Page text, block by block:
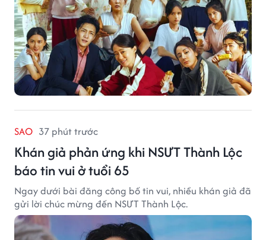
SAO 37 phút trước
Khán giả phản ứng khi NSƯT Thành Lộc
báo tin vui ở tuổi 65
Ngay dưới bài đăng công bố tin vui, nhiều khán giả đã
gửi lời chúc mừng đến NSƯT Thành Lộc.